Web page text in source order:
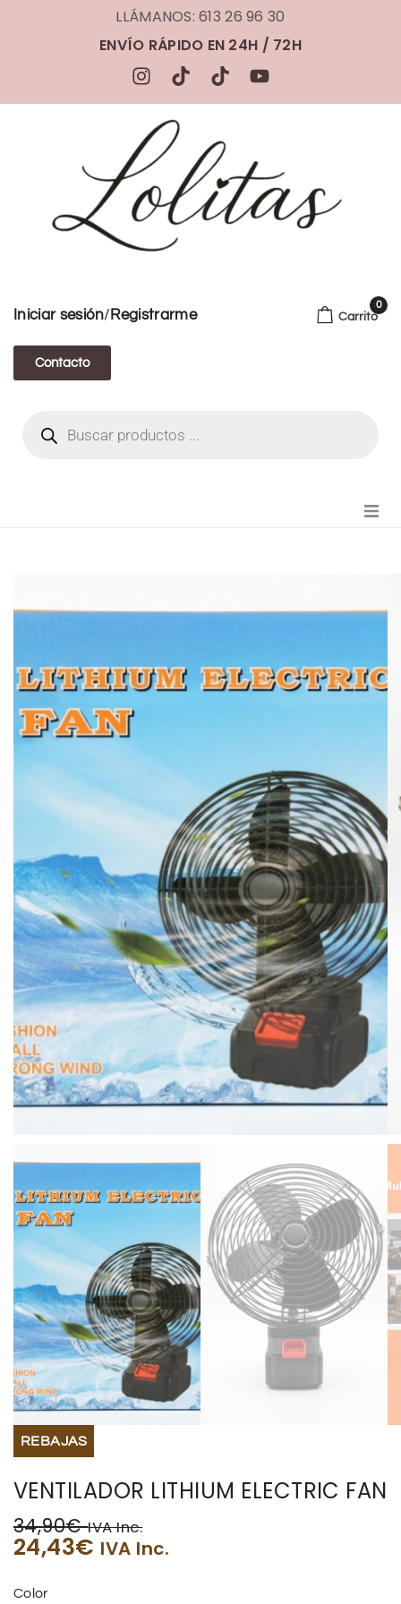
LLÁMANOS: 613 26 96 30
ENVÍO RÁPIDO EN 24H / 72H
Iniciar sesión/ Registrarme
Contacto
Carrito
0
BISUTERIA
BOLSOS Y MONEDEROS
CALZADO
COMPLEMENTOS
TECNOLOGIA
HOGAR
REBAJAS
VENTILADOR LITHIUM ELECTRIC FAN
34,90€ IVA Inc.
24,43€ IVA Inc.
Color